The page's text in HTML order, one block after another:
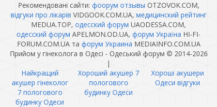
Рекомендовані сайти: фоорум отзывы OTZOVOK.COM,
відгуки про лікарів VIDGOOK.COM.UA, медицинский рейтинг
MEDUA.TOP, одесский форум UAODESSA.COM,
одесский форум APELMON.OD.UA, форум Україна HI-FI-
FORUM.COM.UA та форум Украина MEDIAINFO.COM.UA
Прийом у гінеколога в Одесі - Одеський форум © 2014-2026
|
Найкращий
акушер гінеколог
7 пологового
будинку Одеси
Хороший акушер 7
пологового
будинку Одеси
Хороші акушери
Одеси відгуки